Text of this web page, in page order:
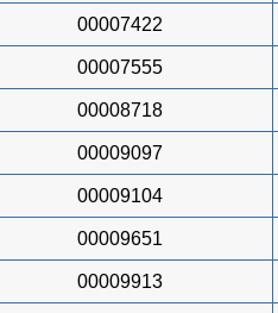
00007422
00007555
00008718
00009097
00009104
00009651
00009913